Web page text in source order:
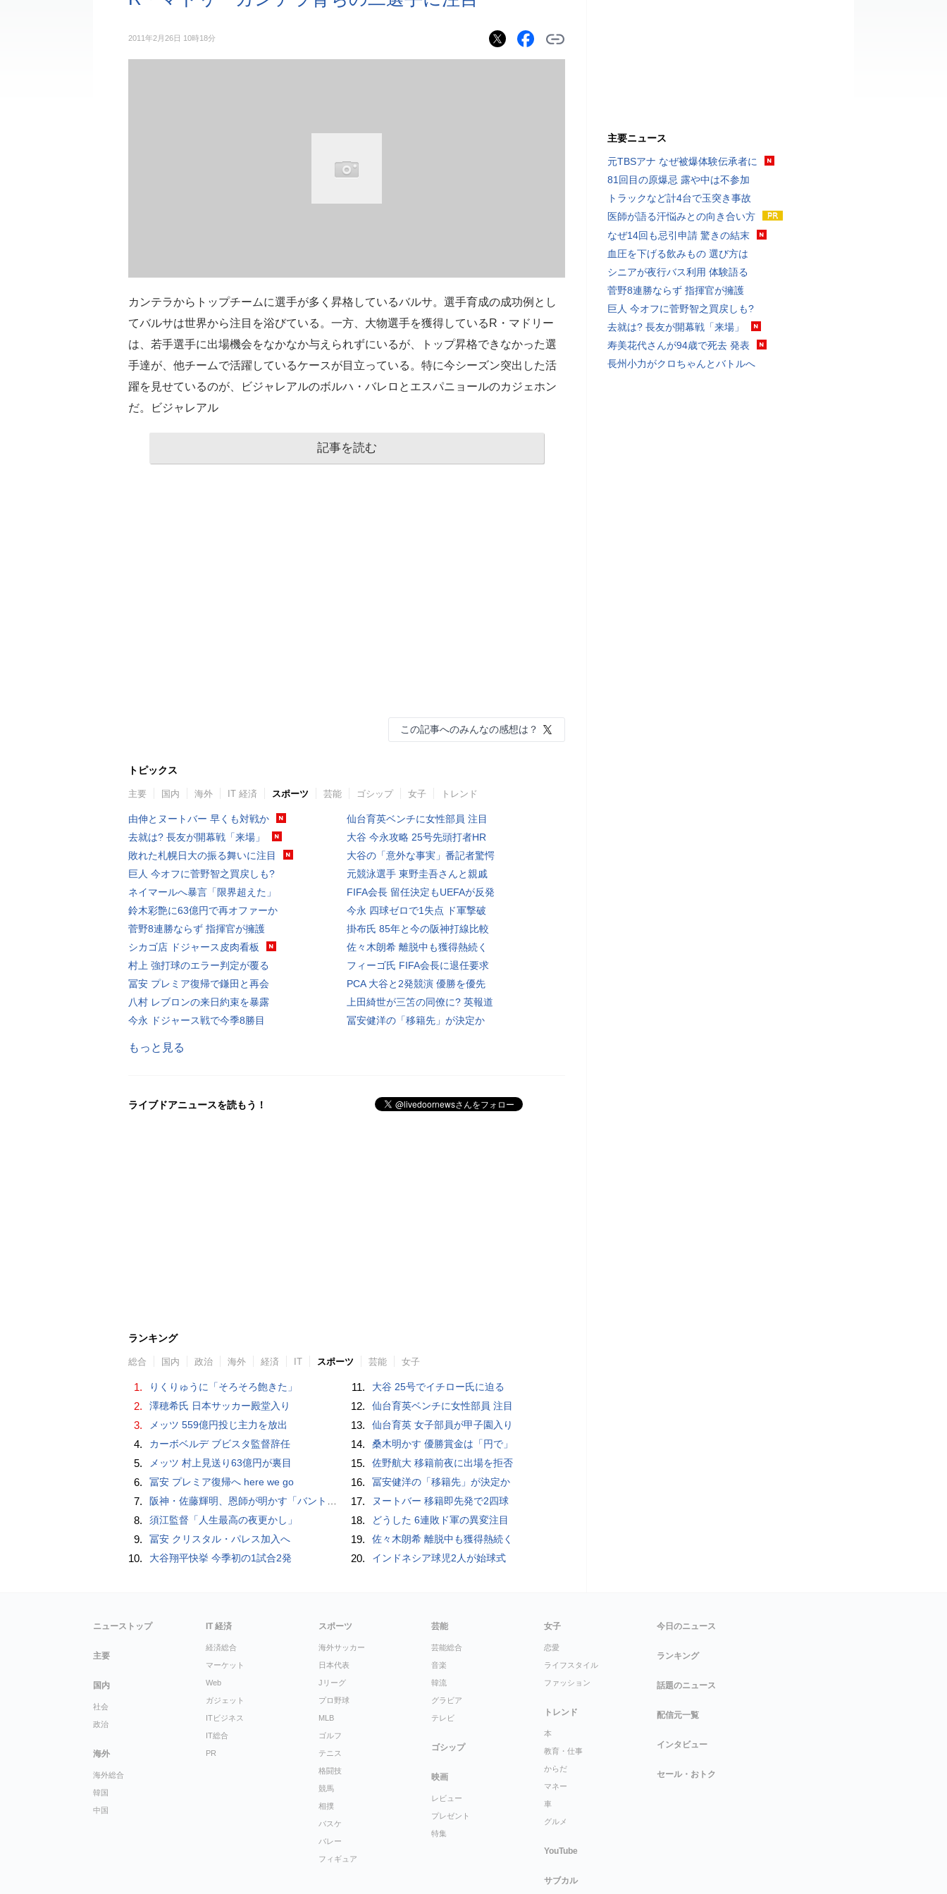
2011年2月26日 10時18分
カンテラからトップチームに選手が多く昇格しているバルサ。選手育成の成功例とし
てバルサは世界から注目を浴びている。一方、大物選手を獲得しているR・マドリー
は、若手選手に出場機会をなかなか与えられずにいるが、トップ昇格できなかった選
手達が、他チームで活躍しているケースが目立っている。特に今シーズン突出した活
躍を見せているのが、ビジャレアルのボルハ・バレロとエスパニョールのカジェホン
だ。ビジャレアル
記事を読む
この記事へのみんなの感想は？
トピックス
主要 国内 海外 IT 経済 スポーツ 芸能 ゴシップ 女子 トレンド
由伸とヌートバー 早くも対戦か
去就は? 長友が開幕戦「来場」
敗れた札幌日大の振る舞いに注目
巨人 今オフに菅野智之買戻しも?
ネイマールへ暴言「限界超えた」
鈴木彩艶に63億円で再オファーか
菅野8連勝ならず 指揮官が擁護
シカゴ店 ドジャース皮肉看板
村上 強打球のエラー判定が覆る
冨安 プレミア復帰で鎌田と再会
八村 レブロンの来日約束を暴露
今永 ドジャース戦で今季8勝目
仙台育英ベンチに女性部員 注目
大谷 今永攻略 25号先頭打者HR
大谷の「意外な事実」番記者驚愕
元競泳選手 東野圭吾さんと親戚
FIFA会長 留任決定もUEFAが反発
今永 四球ゼロで1失点 ド軍撃破
掛布氏 85年と今の阪神打線比較
佐々木朗希 離脱中も獲得熱続く
フィーゴ氏 FIFA会長に退任要求
PCA 大谷と2発競演 優勝を優先
上田綺世が三笘の同僚に? 英報道
冨安健洋の「移籍先」が決定か
もっと見る
ライブドアニュースを読もう！
ランキング
総合 国内 政治 海外 経済 IT スポーツ 芸能 女子
1. りくりゅうに「そろそろ飽きた」
2. 澤穂希氏 日本サッカー殿堂入り
3. メッツ 559億円投じ主力を放出
4. カーボベルデ ブビスタ監督辞任
5. メッツ 村上見送り63億円が裏目
6. 冨安 プレミア復帰へ here we go
7. 阪神・佐藤輝明、恩師が明かす「バント拒否でホームラン」の“やんちゃ坊主”時代
8. 須江監督「人生最高の夜更かし」
9. 冨安 クリスタル・パレス加入へ
10. 大谷翔平快挙 今季初の1試合2発
11. 大谷 25号でイチロー氏に迫る
12. 仙台育英ベンチに女性部員 注目
13. 仙台育英 女子部員が甲子園入り
14. 桑木明かす 優勝賞金は「円で」
15. 佐野航大 移籍前夜に出場を拒否
16. 冨安健洋の「移籍先」が決定か
17. ヌートバー 移籍即先発で2四球
18. どうした 6連敗ド軍の異変注目
19. 佐々木朗希 離脱中も獲得熱続く
20. インドネシア球児2人が始球式
主要ニュース
元TBSアナ なぜ被爆体験伝承者に
81回目の原爆忌 露や中は不参加
トラックなど計4台で玉突き事故
医師が語る汗悩みとの向き合い方
なぜ14回も忌引申請 驚きの結末
血圧を下げる飲みもの 選び方は
シニアが夜行バス利用 体験語る
菅野8連勝ならず 指揮官が擁護
巨人 今オフに菅野智之買戻しも?
去就は? 長友が開幕戦「来場」
寿美花代さんが94歳で死去 発表
長州小力がクロちゃんとバトルへ
ニューストップ
主要
国内
社会
政治
海外
海外総合
韓国
中国
IT 経済
経済総合
マーケット
Web
ガジェット
ITビジネス
IT総合
PR
スポーツ
海外サッカー
日本代表
Jリーグ
プロ野球
MLB
ゴルフ
テニス
格闘技
競馬
相撲
バスケ
バレー
フィギュア
芸能
芸能総合
音楽
韓流
グラビア
テレビ
ゴシップ
映画
レビュー
プレゼント
特集
女子
恋愛
ライフスタイル
ファッション
トレンド
本
教育・仕事
からだ
マネー
車
グルメ
YouTube
サブカル
今日のニュース
ランキング
話題のニュース
配信元一覧
インタビュー
セール・おトク